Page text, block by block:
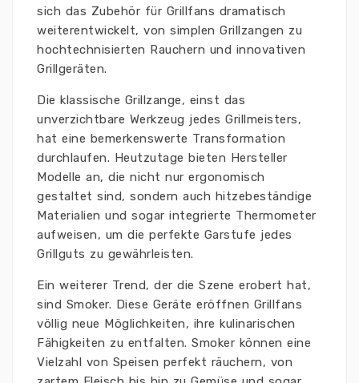
sich das Zubehör für Grillfans dramatisch
weiterentwickelt, von simplen Grillzangen zu
hochtechnisierten Rauchern und innovativen
Grillgeräten.
Die klassische Grillzange, einst das
unverzichtbare Werkzeug jedes Grillmeisters,
hat eine bemerkenswerte Transformation
durchlaufen. Heutzutage bieten Hersteller
Modelle an, die nicht nur ergonomisch
gestaltet sind, sondern auch hitzebeständige
Materialien und sogar integrierte Thermometer
aufweisen, um die perfekte Garstufe jedes
Grillguts zu gewährleisten.
Ein weiterer Trend, der die Szene erobert hat,
sind Smoker. Diese Geräte eröffnen Grillfans
völlig neue Möglichkeiten, ihre kulinarischen
Fähigkeiten zu entfalten. Smoker können eine
Vielzahl von Speisen perfekt räuchern, von